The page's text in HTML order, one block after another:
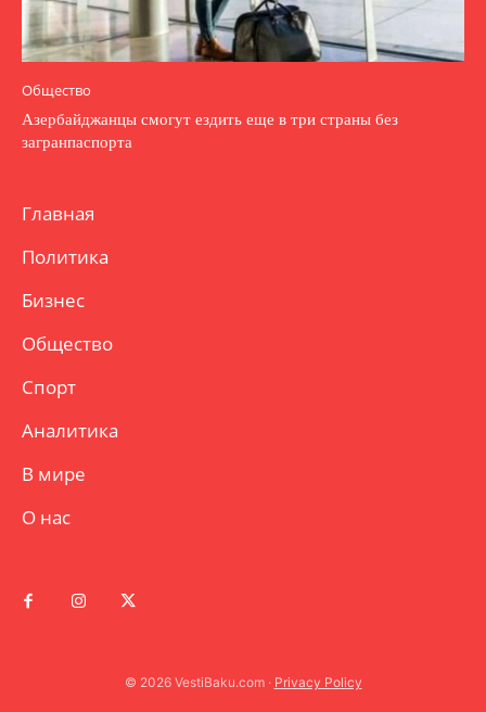
Общество
Азербайджанцы смогут ездить еще в три страны без
загранпаспорта
Главная
Политика
Бизнес
Общество
Спорт
Аналитика
В мире
О нас
© 2026 VestiBaku.com · Privacy Policy